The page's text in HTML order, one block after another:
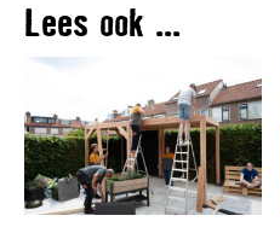
Lees ook ...